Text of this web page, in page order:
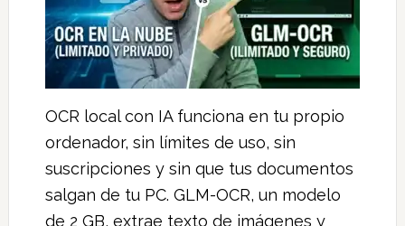
OCR local con IA funciona en tu propio
ordenador, sin límites de uso, sin
suscripciones y sin que tus documentos
salgan de tu PC. GLM-OCR, un modelo
de 2 GB, extrae texto de imágenes y